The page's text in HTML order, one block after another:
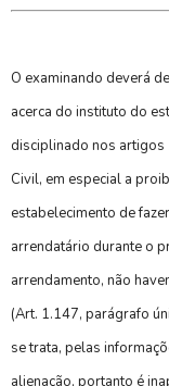
O examinando deverá
acerca do instituto do
disciplinado nos
Civil, em especial a
estabelecimento de
arrendatário durante o
arrendamento, não
(Art. 1.147, parágrafo
se trata, pelas